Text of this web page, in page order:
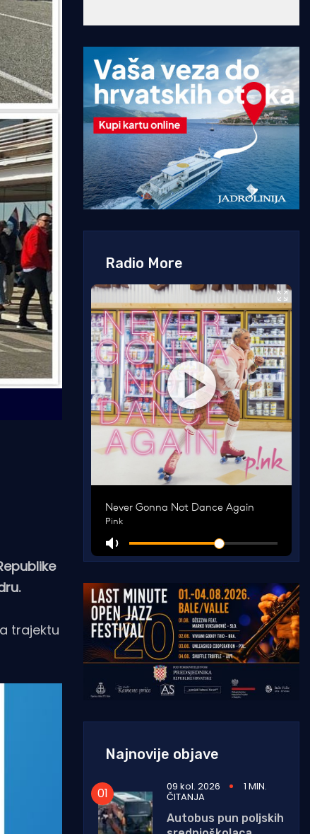
trajektu
Radio More
Najnovije objave
09 kol. 2026 1 MIN.
ČITANJA
Autobus pun poljskih